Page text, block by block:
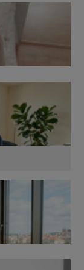
jak na ně